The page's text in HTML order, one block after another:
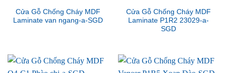
Cửa Gỗ Chống Cháy MDF
Laminate van ngang-a-SGD
Cửa Gỗ Chống Cháy MDF
Laminate P1R2 23029-a-
SGD